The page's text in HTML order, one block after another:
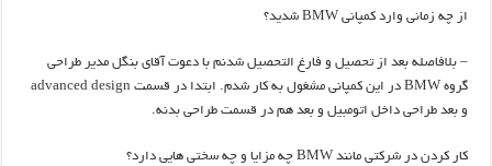
از چه زمانی وارد کمپانی BMW شدید؟
– بلافاصله بعد از تحصیل و فارغ التحصیل شدنم با دعوت آقای بنگل مدیر طراحی
گروه BMW در این کمپانی مشغول به کار شدم. ابتدا در قسمت advanced design
و بعد طراحی داخل اتومبیل و بعد هم در قسمت طراحی بدنه.
کار کردن در شرکتی مانند BMW چه مزایا و چه سختی هایی دارد؟